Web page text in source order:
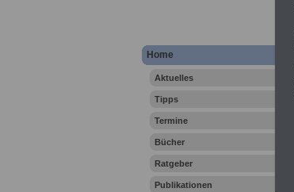
Home
Aktuelles
Tipps
Termine
Bücher
Ratgeber
Publikationen